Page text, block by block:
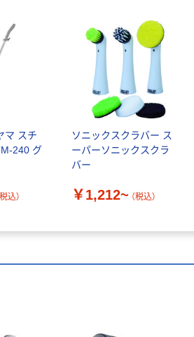
マ スチ
240 グ
税込）
ソニックスクラバー ス
ーパーソニックスクラ
バー
￥1,212~ （税込）